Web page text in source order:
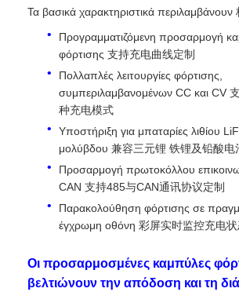
Τα βασικά χαρακτηριστικά
Προγραμματιζόμενη προσαρμογή
φόρτισης 支持充电曲线定制
Πολλαπλές λειτουργίες φόρτισης,
συμπεριλαμβανομένων CC και CV
种充电模式
Υποστήριξη για μπαταρίες λιθίου
μολύβδου 兼容三元锂 铁锂及铅酸电
Προσαρμογή πρωτοκόλλου
CAN 支持485与CAN通讯协议定制
Παρακολούθηση φόρτισης σε
έγχρωμη οθόνη 彩屏实时监控充电
Οι προσαρμοσμένες καμπύλες
βελτιώνουν την απόδοση και τη